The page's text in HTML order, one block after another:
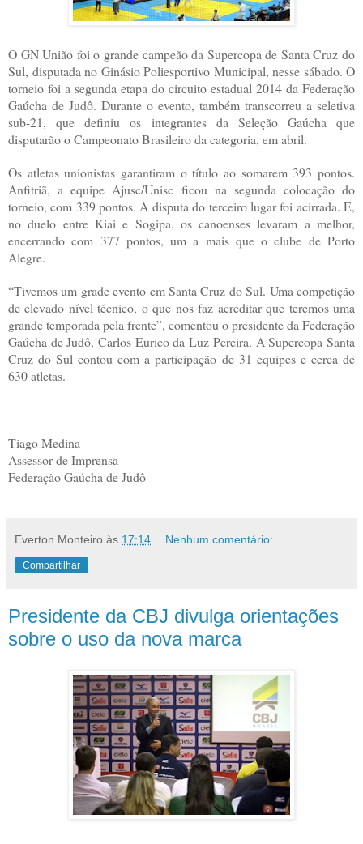
O GN União foi o grande campeão da Supercopa de Santa Cruz do
Sul, disputada no Ginásio Poliesportivo Municipal, nesse sábado. O
torneio foi a segunda etapa do circuito estadual 2014 da Federação
Gaúcha de Judô. Durante o evento, também transcorreu a seletiva
sub-21, que definiu os integrantes da Seleção Gaúcha que
disputarão o Campeonato Brasileiro da categoria, em abril.
Os atletas unionistas garantiram o título ao somarem 393 pontos.
Anfitriã, a equipe Ajusc/Unisc ficou na segunda colocação do
torneio, com 339 pontos. A disputa do terceiro lugar foi acirrada. E,
no duelo entre Kiai e Sogipa, os canoenses levaram a melhor,
encerrando com 377 pontos, um a mais que o clube de Porto
Alegre.
“Tivemos um grade evento em Santa Cruz do Sul. Uma competição
de elevado nível técnico, o que nos faz acreditar que teremos uma
grande temporada pela frente”, comentou o presidente da Federação
Gaúcha de Judô, Carlos Eurico da Luz Pereira. A Supercopa Santa
Cruz do Sul contou com a participação de 31 equipes e cerca de
630 atletas.
--
Tiago Medina
Assessor de Imprensa
Federação Gaúcha de Judô
Everton Monteiro às 17:14 Nenhum comentário:
Compartilhar
Presidente da CBJ divulga orientações
sobre o uso da nova marca